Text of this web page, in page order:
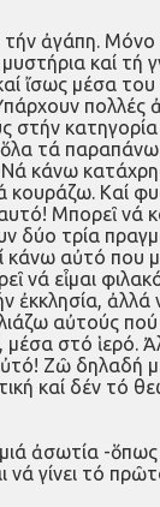
τήν ἀγάπη. Μόνο
καί τή
ἴσως μέσα
πολλές
στήν
τά
Νά κάνω
κουράζω. Καί
Μπορεῖ νά
δύο τρία
κάνω αὐτό που
νά εἶμαι
ἐκκλησία, ἀλλά
αὐτούς πού
στό ἱερό.
Ζῶ δηλαδή
καί δέν τό
ἀσωτία -
νά γίνει τό